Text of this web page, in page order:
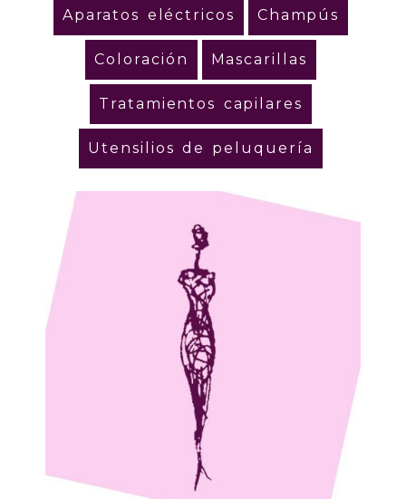
Aparatos eléctricos Champús
Coloración Mascarillas
Tratamientos capilares
Utensilios de peluquería